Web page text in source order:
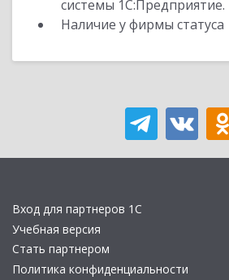
системы 1С:Предприятие.
Наличие у фирмы статуса
Вход для партнеров 1С
Учебная версия
Стать партнером
Политика конфиденциальности